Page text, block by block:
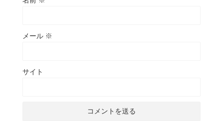
メール ※
サイト